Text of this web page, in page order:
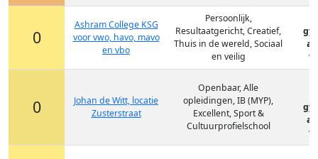
0
Ashram College KSG
voor vwo, havo, mavo
en vbo
Persoonlijk,
Resultaatgericht, Creatief,
Thuis in de wereld, Sociaal
en veilig
0
Johan de Witt, locatie
Zusterstraat
Openbaar, Alle
opleidingen, IB (MYP),
Excellent, Sport &
Cultuurprofielschool